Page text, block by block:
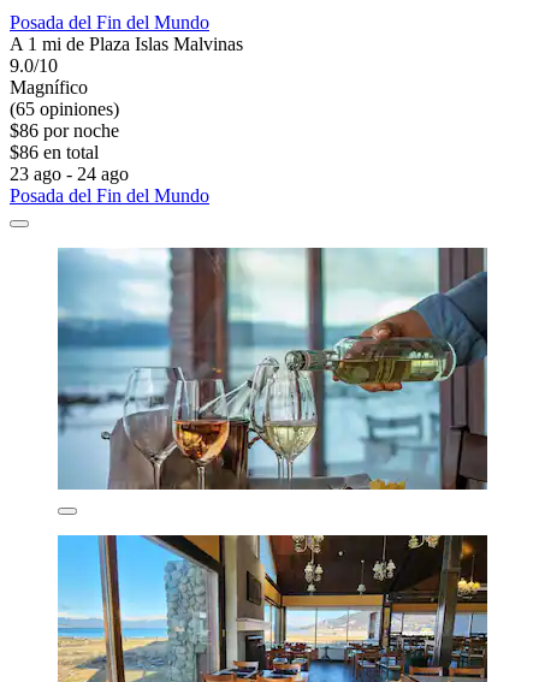
Posada del Fin del Mundo
A 1 mi de Plaza Islas Malvinas
9.0/10
Magnífico
(65 opiniones)
$86 por noche
$86 en total
23 ago - 24 ago
Posada del Fin del Mundo